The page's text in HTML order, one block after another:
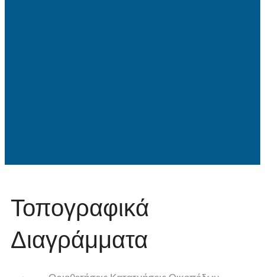
Τοπογραφικά
Διαγράμματα